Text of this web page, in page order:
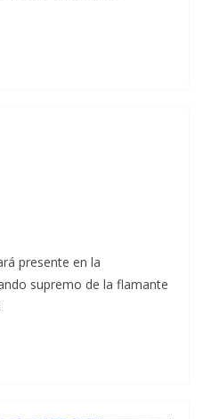
presente en la
supremo de la flamante